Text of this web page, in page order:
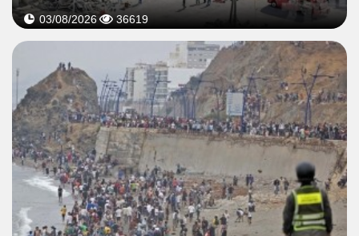
03/08/2026 36619